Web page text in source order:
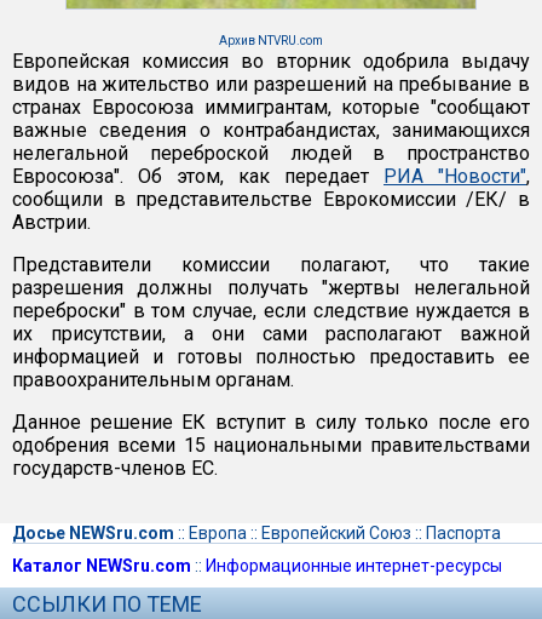
Архив NTVRU.com
Европейская комиссия во вторник одобрила выдачу
видов на жительство или разрешений на пребывание в
странах Евросоюза иммигрантам, которые "сообщают
важные сведения о контрабандистах, занимающихся
нелегальной переброской людей в пространство
Евросоюза". Об этом, как передает РИА "Новости",
сообщили в представительстве Еврокомиссии /ЕК/ в
Австрии.
Представители комиссии полагают, что такие
разрешения должны получать "жертвы нелегальной
переброски" в том случае, если следствие нуждается в
их присутствии, а они сами располагают важной
информацией и готовы полностью предоставить ее
правоохранительным органам.
Данное решение ЕК вступит в силу только после его
одобрения всеми 15 национальными правительствами
государств-членов ЕС.
Досье NEWSru.com :: Европа :: Европейский Союз :: Паспорта
Каталог NEWSru.com :: Информационные интернет-ресурсы
ССЫЛКИ ПО ТЕМЕ